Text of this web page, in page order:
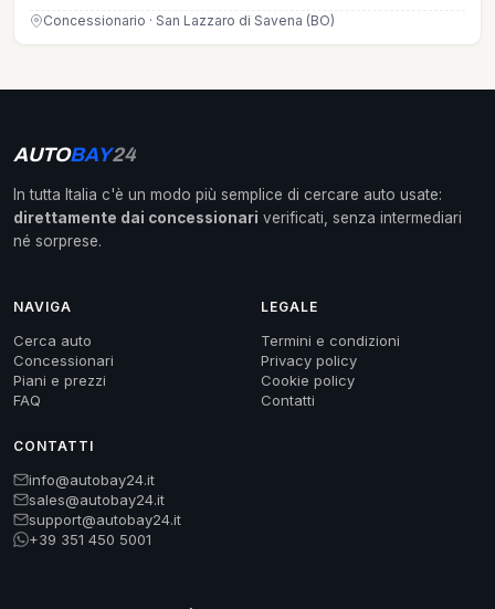
Concessionario · San Lazzaro di Savena (BO)
AUTOBAY24
In tutta Italia c'è un modo più semplice di cercare auto usate:
direttamente dai concessionari verificati, senza intermediari
né sorprese.
NAVIGA
Cerca auto
Concessionari
Piani e prezzi
FAQ
LEGALE
Termini e condizioni
Privacy policy
Cookie policy
Contatti
CONTATTI
info@autobay24.it
sales@autobay24.it
support@autobay24.it
+39 351 450 5001